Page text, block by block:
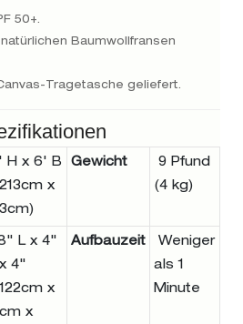
50+.
Baumwollfransen
Tragetasche geliefert.
H x 6' B
x
Gewicht
9 Pfund
(4 kg)
L x 4"
4"
x
x
Aufbauzeit
Weniger
als 1
Minute